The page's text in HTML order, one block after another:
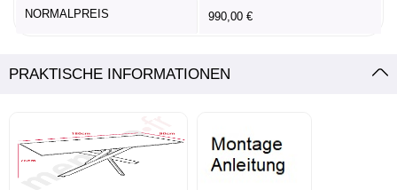
NORMALPREIS 990,00 €
PRAKTISCHE INFORMATIONEN